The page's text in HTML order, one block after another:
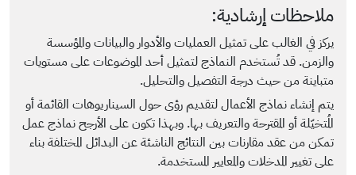
ملاحظات إرشادية:
يركز في الغالب على تمثيل العمليات والأدوار والبيانات والمؤسسة
والزمن. قد تُستخدم النماذج لتمثيل أحد الموضوعات على مستويات
متباينة من حيث درجة التفصيل والتحليل.
يتم إنشاء نماذج الأعمال لتقديم رؤى حول السيناريوهات القائمة أو
المُتخيّلة أو المقترحة والتعريف بها. وبهذا تكون على الأرجح نماذج عمل
تمكن من عقد مقارنات بين النتائج الناشئة عن البدائل المختلفة بناء
على تغيير المدخلات والمعايير المستخدمة.